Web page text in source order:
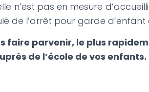
n’est pas en mesure
de l’arrêt pour garde
faire parvenir, le plus
de l’école de vos enfants.